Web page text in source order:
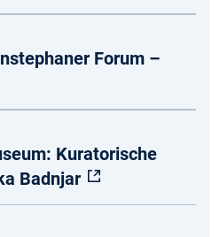
Forum –
Kuratorische
Badnjar